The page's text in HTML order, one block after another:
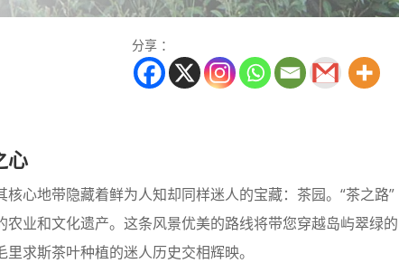
分享 ：
心
心地带隐藏着鲜为人知却同样迷人的宝藏：茶园。“茶之路”
业和文化遗产。这条风景优美的路线将带您穿越岛屿翠绿的
求斯茶叶种植的迷人历史交相辉映。